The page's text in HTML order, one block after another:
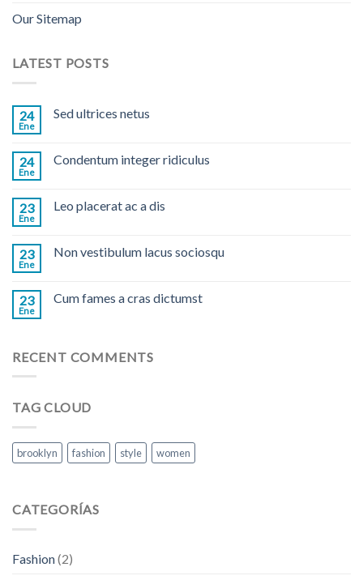
Our Sitemap
LATEST POSTS
24
Ene
Sed ultrices netus
24
Ene
Condentum integer ridiculus
23
Ene
Leo placerat ac a dis
23
Ene
Non vestibulum lacus sociosqu
23
Ene
Cum fames a cras dictumst
RECENT COMMENTS
TAG CLOUD
brooklyn fashion style women
CATEGORÍAS
Fashion(2)